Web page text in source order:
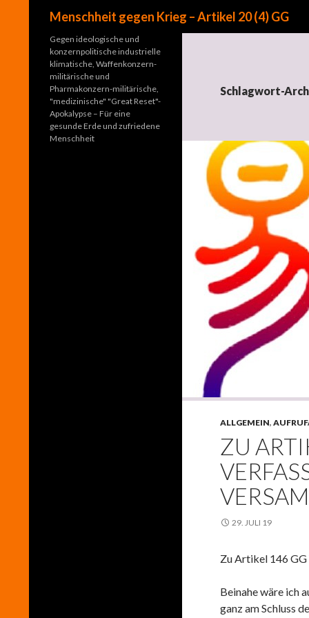
Menschheit gegen Krieg – Artikel 20 (4) GG
Schlagwort-
ALLGEMEIN,
ZU
29. JULI 19
Zu Artikel 146
Beinahe wäre ich
ganz am Schluss
Gegen ideologische und
konzernpolitische industrielle
klimatische, Waffenkonzern-
militärische und
Pharmakonzern-militärische,
"medizinische" "Great Reset"-
Apokalypse – Für eine
gesunde Erde und zufriedene
Menschheit